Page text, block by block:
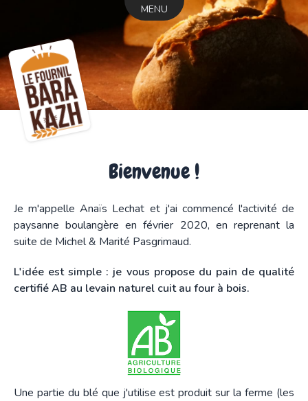
MENU
Bienvenue !
Je m'appelle Anaïs Lechat et j'ai commencé l'activité de
paysanne boulangère en février 2020, en reprenant la
suite de Michel & Marité Pasgrimaud.
L'idée est simple : je vous propose du pain de qualité
certifié AB au levain naturel cuit au four à bois.
Une partie du blé que j'utilise est produit sur la ferme (les